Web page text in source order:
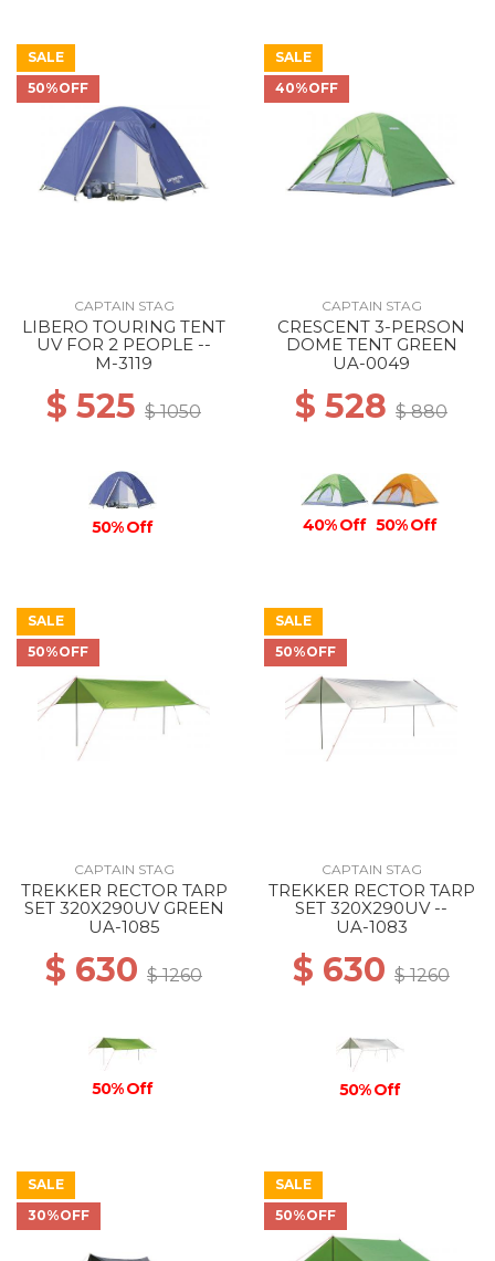
SALE
50%OFF
CAPTAIN STAG
LIBERO TOURING TENT
UV FOR 2 PEOPLE --
M-3119
$ 525 $ 1050
50% Off
SALE
40%OFF
CAPTAIN STAG
CRESCENT 3-PERSON
DOME TENT GREEN
UA-0049
$ 528 $ 880
40% Off 50% Off
SALE
50%OFF
CAPTAIN STAG
TREKKER RECTOR TARP
SET 320X290UV GREEN
UA-1085
$ 630 $ 1260
50% Off
SALE
50%OFF
CAPTAIN STAG
TREKKER RECTOR TARP
SET 320X290UV --
UA-1083
$ 630 $ 1260
50% Off
SALE
30%OFF
SALE
50%OFF